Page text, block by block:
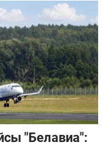
"Белавиа":